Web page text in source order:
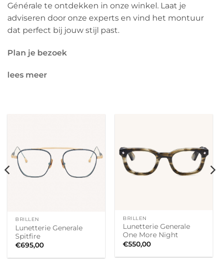
Générale te ontdekken in onze winkel. Laat je
adviseren door onze experts en vind het montuur
dat perfect bij jouw stijl past.
Plan je bezoek
lees meer
BRILLEN
Lunetterie Generale
Spitfire
€695,00
BRILLEN
Lunetterie Generale
One More Night
€550,00